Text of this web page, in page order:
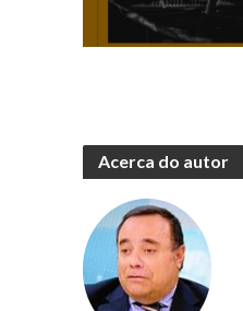
Acerca do autor